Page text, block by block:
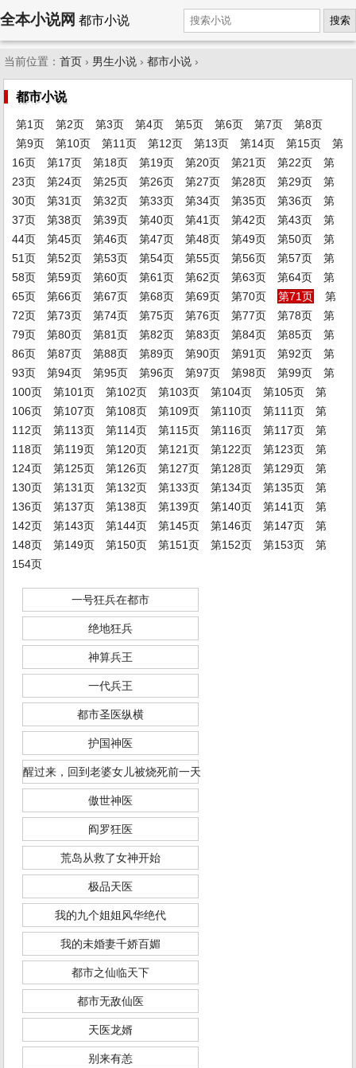
全本小说网 都市小说 搜索
当前位置： 首页 › 男生小说 › 都市小说 ›
都市小说
第1页 第2页 第3页 第4页 第5页 第6页 第7页
第8页
第9页
第10页 第11页 第12页 第13页 第14页 第15页
第
16页
第17页 第18页 第19页 第20页 第21页 第22页
第
23页
第24页 第25页 第26页 第27页 第28页 第29页
第
30页
第31页 第32页 第33页 第34页 第35页 第36页
第
37页
第38页 第39页 第40页 第41页 第42页 第43页
第
44页
第45页 第46页 第47页 第48页 第49页 第50页
第
51页
第52页 第53页 第54页 第55页 第56页 第57页
第
58页
第59页 第60页 第61页 第62页 第63页 第64页
第
65页
第66页 第67页 第68页 第69页 第70页 第71页
第
72页
第73页 第74页 第75页 第76页 第77页 第78页
第
79页
第80页 第81页 第82页 第83页 第84页 第85页
第
86页
第87页 第88页 第89页 第90页 第91页 第92页
第
93页
第94页 第95页 第96页 第97页 第98页 第99页
第
100页
第101页 第102页 第103页 第104页 第105页
第
106页
第107页 第108页 第109页 第110页 第111页
第
112页
第113页 第114页 第115页 第116页 第117页
第
118页
第119页 第120页 第121页 第122页 第123页
第
124页
第125页 第126页 第127页 第128页 第129页
第
130页
第131页 第132页 第133页 第134页 第135页
第
136页
第137页 第138页 第139页 第140页 第141页
第
142页
第143页 第144页 第145页 第146页 第147页
第
148页
第149页 第150页 第151页 第152页 第153页
第
154页
一号狂兵在都市
绝地狂兵
神算兵王
一代兵王
都市圣医纵横
护国神医
醒过来，回到老婆女儿被烧死前一天
傲世神医
阎罗狂医
荒岛从救了女神开始
极品天医
我的九个姐姐风华绝代
我的未婚妻千娇百媚
都市之仙临天下
都市无敌仙医
天医龙婿
别来有恙